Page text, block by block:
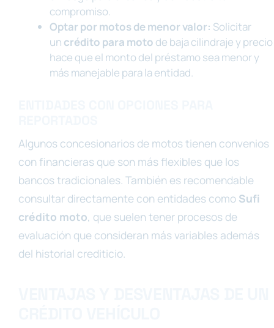
compromiso.
Optar por motos de menor valor: Solicitar
un crédito para moto de baja cilindraje y precio
hace que el monto del préstamo sea menor y
más manejable para la entidad.
Algunos concesionarios de motos tienen convenios
con financieras que son más flexibles que los
bancos tradicionales. También es recomendable
consultar directamente con entidades como Sufi
crédito moto, que suelen tener procesos de
evaluación que consideran más variables además
del historial crediticio.